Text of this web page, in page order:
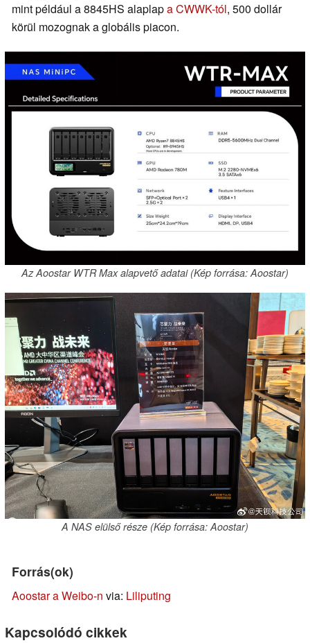
mint például a 8845HS alaplapa CWWK-tól, 500 dollár
körül mozognak a globális piacon.
Az Aoostar WTR Max alapvető adatai (Kép forrása: Aoostar)
A NAS elülső része (Kép forrása: Aoostar)
Forrás(ok)
Aoostar a Weibo-n via: Liliputing
Kapcsolódó cikkek